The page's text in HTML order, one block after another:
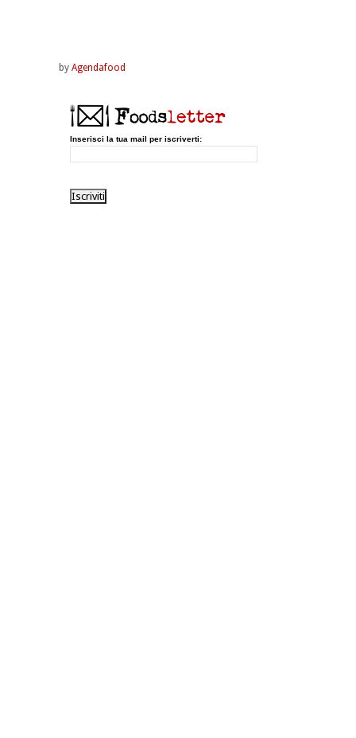
by Agendafood
Inserisci la tua mail per iscriverti: